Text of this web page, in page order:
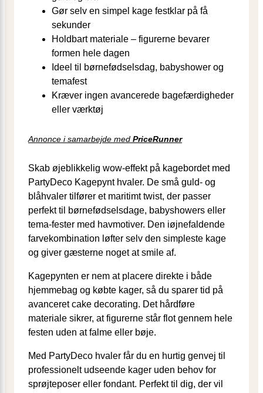
Gør selv en simpel kage festklar på få
sekunder
Holdbart materiale – figurerne bevarer
formen hele dagen
Ideel til børnefødselsdag, babyshower og
temafest
Kræver ingen avancerede bagefærdigheder
eller værktøj
Annonce i samarbejde med PriceRunner
Skab øjeblikkelig wow-effekt på kagebordet med
PartyDeco Kagepynt hvaler. De små guld- og
blåhvaler tilfører et maritimt twist, der passer
perfekt til børnefødselsdage, babyshowers eller
tema-fester med havmotiver. Den iøjnefaldende
farvekombination løfter selv den simpleste kage
og giver gæsterne noget at smile af.
Kagepynten er nem at placere direkte i både
hjemmebag og købte kager, så du sparer tid på
avanceret cake decorating. Det hårdføre
materiale sikrer, at figurerne står flot gennem hele
festen uden at falme eller bøje.
Med PartyDeco hvaler får du en hurtig genvej til
professionelt udseende kager uden behov for
sprøjteposer eller fondant. Perfekt til dig, der vil